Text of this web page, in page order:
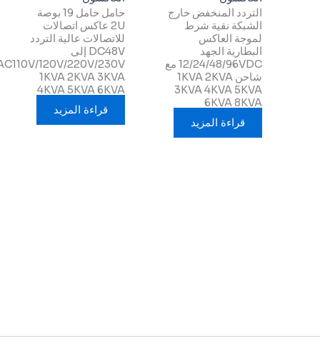
التردد المنخفض خارج
الشبكة نقية شرط
لموجة العاكس
البطارية الجهد
12/24/48/96VDC مع
شاحن 1KVA 2KVA
3KVA 4KVA 5KVA
6KVA 8KVA
قراءة المزيد
حامل حامل 19 بوصة
2U عاكس اتصالات
للاتصالات عالية التردد
DC48V إلى
AC110V/120V/220V/230V
1KVA 2KVA 3KVA
4KVA 5KVA 6KVA
قراءة المزيد